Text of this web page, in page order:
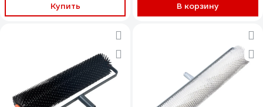
Купить В корзину